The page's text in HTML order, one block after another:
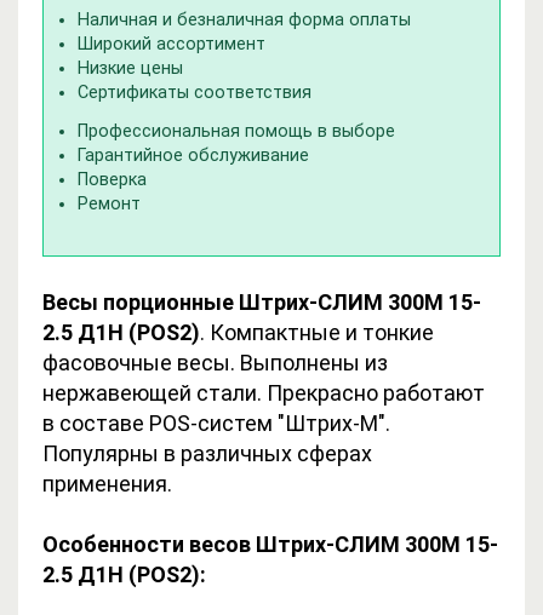
Наличная и безналичная форма оплаты
Широкий ассортимент
Низкие цены
Сертификаты соответствия
Профессиональная помощь в выборе
Гарантийное обслуживание
Поверка
Ремонт
Весы порционные Штрих-СЛИМ 300М 15-
2.5 Д1Н (POS2). Компактные и тонкие
фасовочные весы. Выполнены из
нержавеющей стали. Прекрасно работают
в составе POS-систем "Штрих-М".
Популярны в различных сферах
применения.
Особенности весов Штрих-СЛИМ 300М 15-
2.5 Д1Н (POS2):